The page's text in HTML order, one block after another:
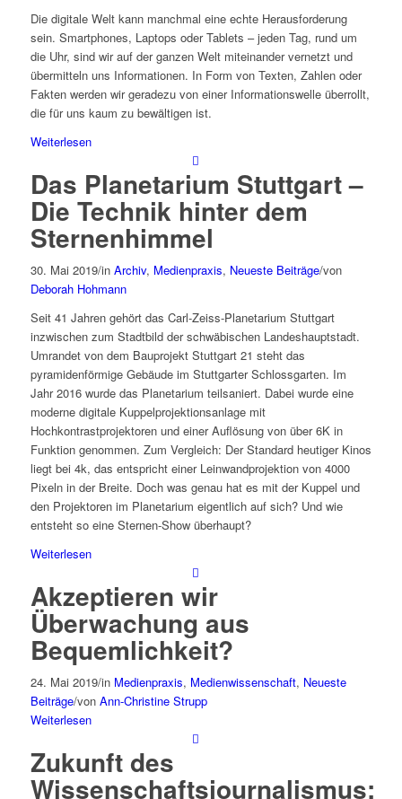
Die digitale Welt kann manchmal eine echte Herausforderung
sein. Smartphones, Laptops oder Tablets – jeden Tag, rund um
die Uhr, sind wir auf der ganzen Welt miteinander vernetzt und
übermitteln uns Informationen. In Form von Texten, Zahlen oder
Fakten werden wir geradezu von einer Informationswelle überrollt,
die für uns kaum zu bewältigen ist.
Weiterlesen
Das Planetarium Stuttgart –
Die Technik hinter dem
Sternenhimmel
30. Mai 2019/in Archiv, Medienpraxis, Neueste Beiträge/von
Deborah Hohmann
Seit 41 Jahren gehört das Carl-Zeiss-Planetarium Stuttgart
inzwischen zum Stadtbild der schwäbischen Landeshauptstadt.
Umrandet von dem Bauprojekt Stuttgart 21 steht das
pyramidenförmige Gebäude im Stuttgarter Schlossgarten. Im
Jahr 2016 wurde das Planetarium teilsaniert. Dabei wurde eine
moderne digitale Kuppelprojektionsanlage mit
Hochkontrastprojektoren und einer Auflösung von über 6K in
Funktion genommen. Zum Vergleich: Der Standard heutiger Kinos
liegt bei 4k, das entspricht einer Leinwandprojektion von 4000
Pixeln in der Breite. Doch was genau hat es mit der Kuppel und
den Projektoren im Planetarium eigentlich auf sich? Und wie
entsteht so eine Sternen-Show überhaupt?
Weiterlesen
Akzeptieren wir
Überwachung aus
Bequemlichkeit?
24. Mai 2019/in Medienpraxis, Medienwissenschaft, Neueste
Beiträge/von Ann-Christine Strupp
Weiterlesen
Zukunft des
Wissenschaftsjournalismus: